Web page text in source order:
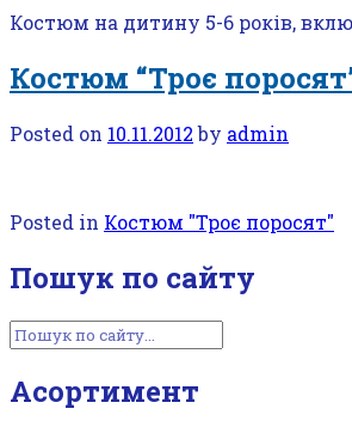
Костюм на дитину 5-6 років,
Костюм “Троє
Posted on 10.11.2012 by admin
Posted in Костюм "Троє поросят"
Пошук по сайту
Асортимент